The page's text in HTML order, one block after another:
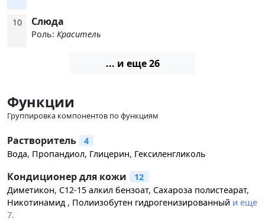
10 Слюда
Роль: Краситель
... и еще 26
Функции
Группировка компонентов по функциям
Растворитель
4
Вода, Пропандиол, Глицерин, Гексиленгликоль
Кондиционер для кожи
12
Диметикон, C12-15 алкил бензоат, Сахароза полистеарат,
Никотинамид , Полиизобутен гидрогенизированный и еще
7.